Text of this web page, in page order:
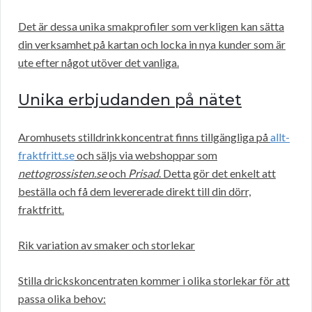
Det är dessa unika smakprofiler som verkligen kan sätta
din verksamhet på kartan och locka in nya kunder som är
ute efter något utöver det vanliga.
Unika erbjudanden på nätet
Aromhusets stilldrinkkoncentrat finns tillgängliga påallt-
fraktfritt.seoch säljs via webshoppar som
nettogrossisten.seoch Prisad. Detta gör det enkelt att
beställa och få dem levererade direkt till din dörr,
fraktfritt.
Rik variation av smaker och storlekar
Stilla drickskoncentraten kommer i olika storlekar för att
passa olika behov: